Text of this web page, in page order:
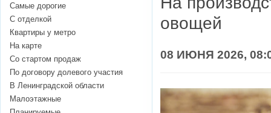
овощей
08 ИЮНЯ 2026,
Самые дорогие
С отделкой
Квартиры у метро
На карте
Со стартом продаж
По договору долевого участия
В Ленинградской области
Малоэтажные